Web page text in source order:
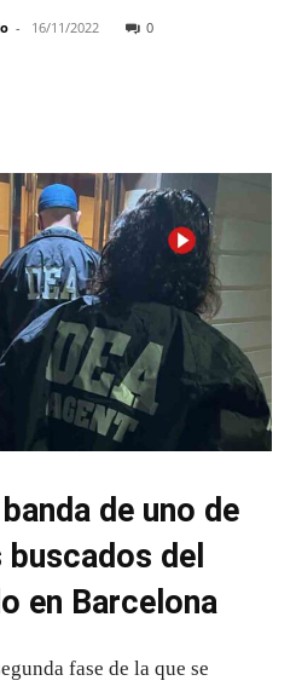
- 16/11/2022 0
de uno de
del
en Barcelona
fase de la que se